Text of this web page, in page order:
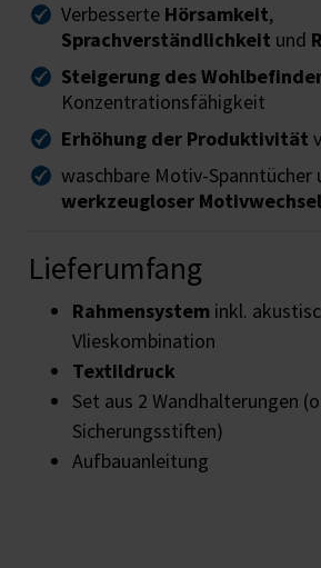
Verbesserte Hörsamkeit,
Sprachverständlichkeit und
Steigerung des
Konzentrationsfähigkeit
Erhöhung der Produktivität
waschbare Motiv-Spanntücher
werkzeugloser Motivwechsel
Lieferumfang
Rahmensystem inkl.
Vlieskombination
Textildruck
Set aus 2 Wandhalterungen
Sicherungsstiften)
Aufbauanleitung